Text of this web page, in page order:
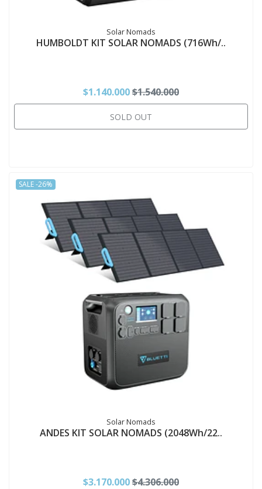
Solar Nomads
HUMBOLDT KIT SOLAR NOMADS (716Wh/..
$1.140.000$1.540.000
SOLD OUT
SALE -26%
Solar Nomads
ANDES KIT SOLAR NOMADS (2048Wh/22..
$3.170.000$4.306.000